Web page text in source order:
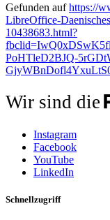
Gefunden aufhttps://
LibreOffice-
10438683.html?
PoHTleD2BJQ-
Wir sind die
Instagram
Facebook
YouTube
LinkedIn
Schnellzugriff